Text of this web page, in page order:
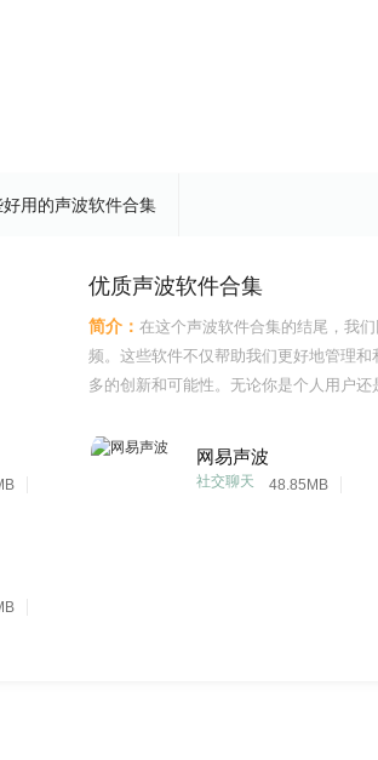
用的声波软件合集
优质声波软件合集
简介： 在这个声波软件合集的结尾，我
频。这些软件不仅帮助我们更好地管理
多的创新和可能性。无论你是个人用户
网易声波
48.85MB
社交聊天